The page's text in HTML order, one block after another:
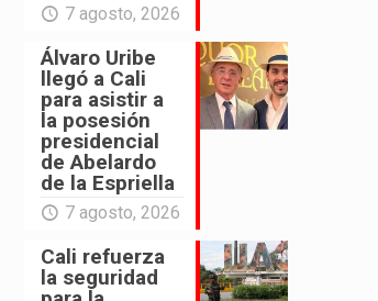
7 agosto, 2026
Álvaro Uribe
llegó a Cali
para asistir a
la posesión
presidencial
de Abelardo
de la Espriella
7 agosto, 2026
Cali refuerza
la seguridad